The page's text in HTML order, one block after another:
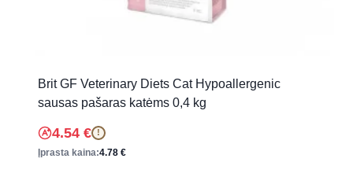
Brit GF Veterinary Diets Cat Hypoallergenic
sausas pašaras katėms 0,4 kg
4.54 € !
Įprasta kaina:4.78 €